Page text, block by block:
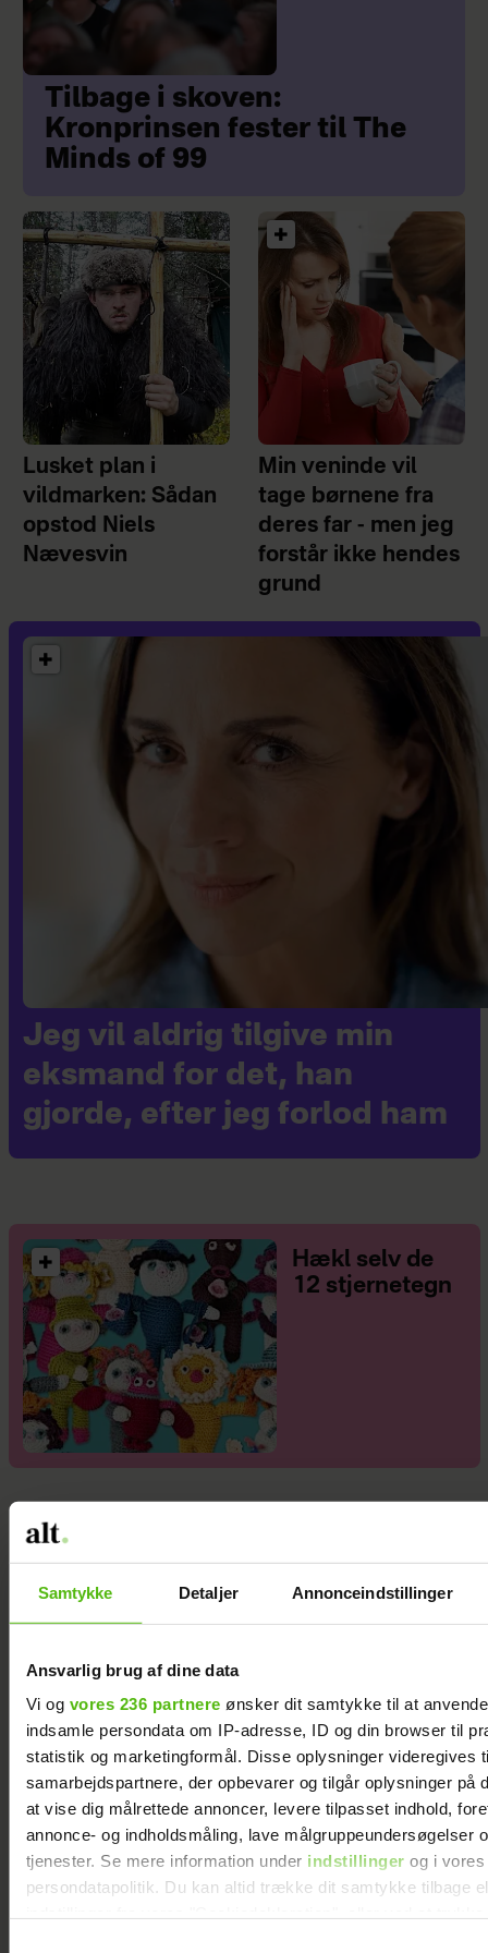
Samtykke Detaljer Annonceindstillinger
Ansvarlig brug af dine data
Vi og vores 236 partnere ønsker dit samtykke til at
indsamle persondata om IP-adresse, ID og din browser til
statistik og marketingformål. Disse oplysninger videregives
samarbejdspartnere, der opbevarer og tilgår oplysninger på
at vise dig målrettede annoncer, levere tilpasset indhold,
annonce- og indholdsmåling, lave målgruppeundersøgelser
tjenester. Se mere information under indstillinger og i vores
persondatapolitik. Du kan altid trække dit samtykke tilbage
Tilbage i skoven:
Kronprinsen fester til The
Minds of 99
Lusket plan i
vildmarken: Sådan
opstod Niels
Nævesvin
Min veninde vil
tage børnene fra
deres far - men jeg
forstår ikke hendes
grund
Jeg vil aldrig tilgive min
eksmand for det, han
gjorde, efter jeg forlod ham
Hækl selv de
12 stjernetegn
”Alene i vildmarken”-Niels sov så meget, at
produktionen frygtede for hans liv: Det var
en del af min plan